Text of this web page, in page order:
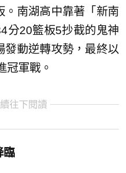
。南湖高中靠著「新南
分20籃板5抄截的鬼神
發動逆轉攻勢，最終以
冠軍戰。
往下閱讀
臨